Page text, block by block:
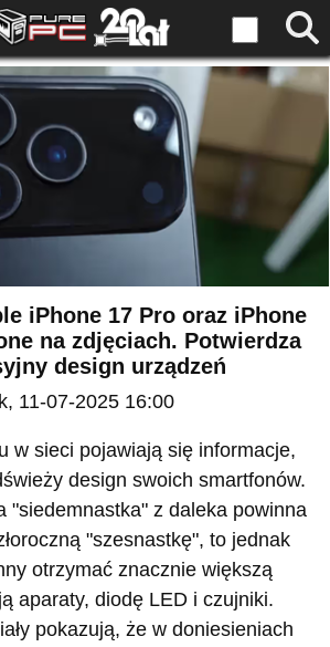
iPhone 17 Pro oraz iPhone
na zdjęciach. Potwierdza
design urządzeń
, 11-07-2025 16:00
w sieci pojawiają się informacje,
design swoich smartfonów.
"siedemnastka" z daleka powinna
"szesnastkę", to jednak
otrzymać znacznie większą
aparaty, diodę LED i czujniki.
pokazują, że w doniesieniach